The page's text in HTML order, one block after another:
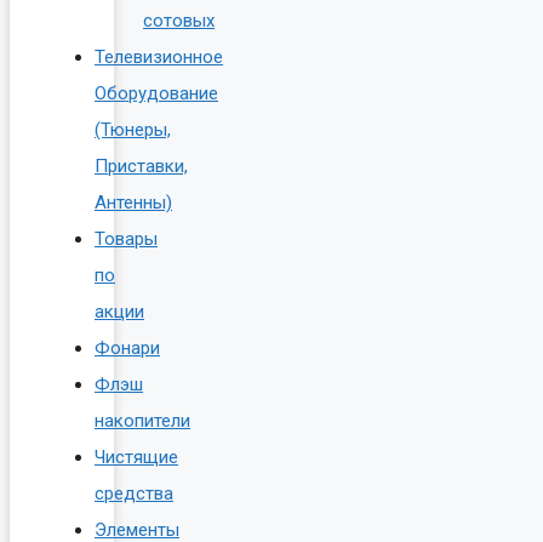
сотовых
Телевизионное
Оборудование
(Тюнеры,
Приставки,
Антенны)
Товары
по
акции
Фонари
Флэш
накопители
Чистящие
средства
Элементы